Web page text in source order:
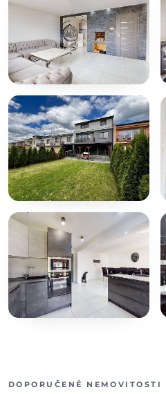
DOPORUČENÉ NEMOVITOSTI